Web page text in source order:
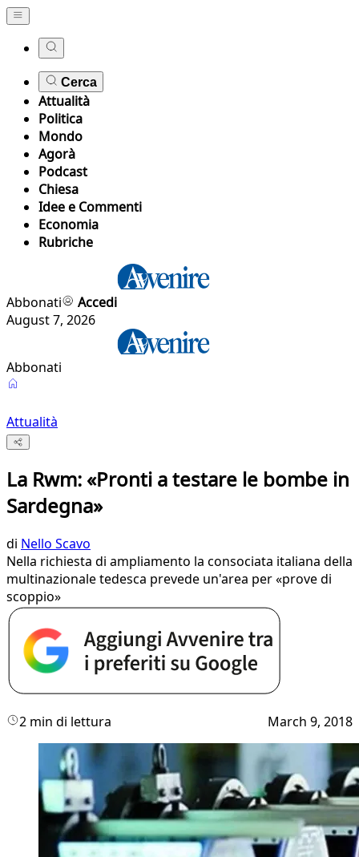
Cerca
Attualità
Politica
Mondo
Agorà
Podcast
Chiesa
Idee e Commenti
Economia
Rubriche
Abbonati
Accedi
August 7, 2026
Abbonati
Attualità
La Rwm: «Pronti a testare le bombe in
Sardegna»
di Nello Scavo
Nella richiesta di ampliamento la consociata italiana della
multinazionale tedesca prevede un'area per «prove di
scoppio»
2 min di lettura March 9, 2018